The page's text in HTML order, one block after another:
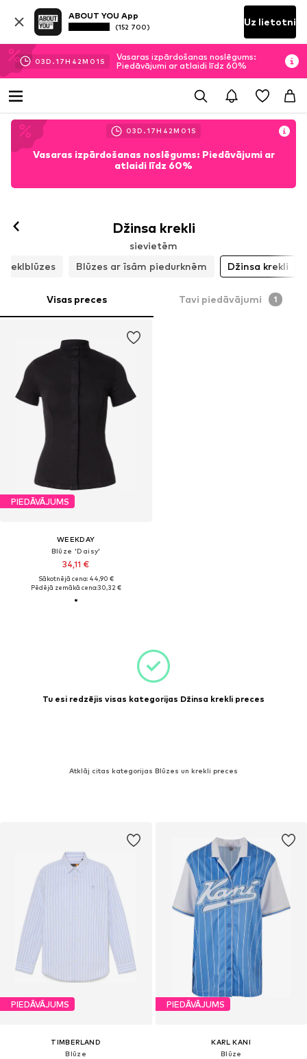
ABOUT YOU App
(152 700) Uz lietotni
03D.17H 42M 00S
Vasaras izpārdošanas noslēgums:
Piedāvājumi ar atlaidi līdz 60%
03D.17H 42M 00S
Vasaras izpārdošanas noslēgums: Piedāvājumi ar
atlaidi līdz 60%
Džinsa krekli
sievietēm
Kreklblūzes
Blūzes ar īsām piedurknēm Džinsa krekli
Visas preces Tavi piedāvājumi 1
PIEDĀVĀJUMS
WEEKDAY
Blūze 'Daisy'
34,11 €
Sākotnējā cena: 44,90 €
Pēdējā zemākā cena:30,32 €
Tu esi redzējis visas kategorijas Džinsa krekli preces
Atklāj citas kategorijas Blūzes un krekli preces
PIEDĀVĀJUMS
TIMBERLAND
Blūze
PIEDĀVĀJUMS
KARL KANI
Blūze